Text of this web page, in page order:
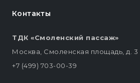
Контакты
ТДК «Смоленский пассаж»
Москва, Смоленская площадь, д. 3
+7 (499) 703-00-39